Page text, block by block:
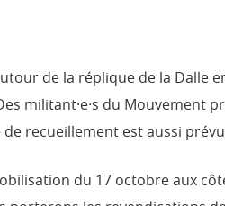
de la réplique de la Dalle
militant·e·s du Mouvement
de recueillement est aussi
du 17 octobre aux